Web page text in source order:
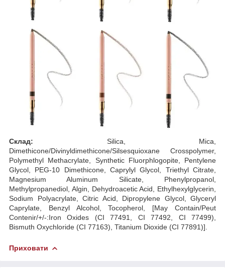
Склад: Silica, Mica,
Dimethicone/Divinyldimethicone/Silsesquioxane Crosspolymer,
Polymethyl Methacrylate, Synthetic Fluorphlogopite, Pentylene
Glycol, PEG-10 Dimethicone, Caprylyl Glycol, Triethyl Citrate,
Magnesium Aluminum Silicate, Phenylpropanol,
Methylpropanediol, Algin, Dehydroacetic Acid, Ethylhexylglycerin,
Sodium Polyacrylate, Citric Acid, Dipropylene Glycol, Glyceryl
Caprylate, Benzyl Alcohol, Tocopherol, [May Contain/Peut
Contenir/+/-:Iron Oxides (CI 77491, CI 77492, CI 77499),
Bismuth Oxychloride (CI 77163), Titanium Dioxide (CI 77891)].
Приховати